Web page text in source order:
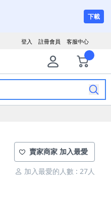
下載
客服中心
註冊會員
登入
賣家商家 加入最愛
加入最愛的人數 : 27人